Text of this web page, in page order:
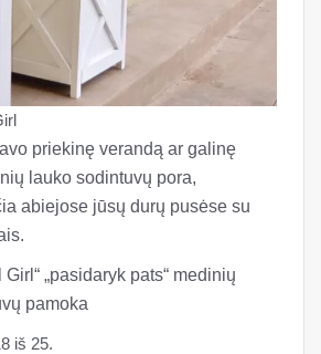
priekinę verandą ar galinę
lauko sodintuvų pora,
abiejose jūsų durų pusėse su
„pasidaryk pats“ medinių
pamoka
iš 25.